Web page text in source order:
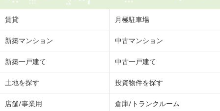
賃貸 月極駐車場
新築マンション 中古マンション
新築一戸建て 中古一戸建て
土地を探す 投資物件を探す
店舗/事業用 倉庫/トランクルーム